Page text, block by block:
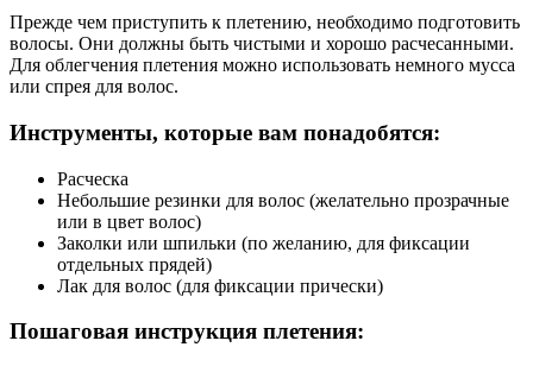
Прежде чем приступить к плетению, необходимо подготовить
волосы. Они должны быть чистыми и хорошо расчесанными.
Для облегчения плетения можно использовать немного мусса
или спрея для волос.
Инструменты, которые вам понадобятся:
Расческа
Небольшие резинки для волос (желательно прозрачные
или в цвет волос)
Заколки или шпильки (по желанию, для фиксации
отдельных прядей)
Лак для волос (для фиксации прически)
Пошаговая инструкция плетения: